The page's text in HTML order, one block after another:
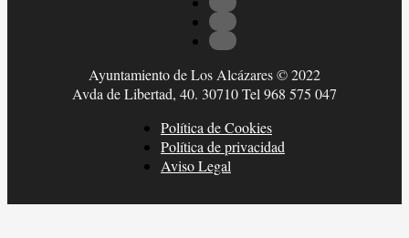
Ayuntamiento de Los Alcázares © 2022
Avda de Libertad, 40. 30710 Tel 968 575 047
Política de Cookies
Política de privacidad
Aviso Legal